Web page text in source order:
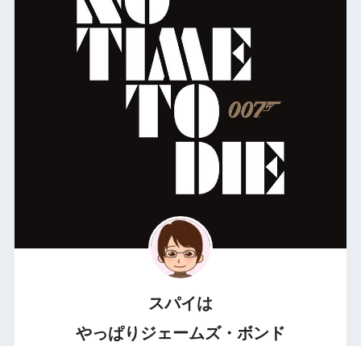
スパイは
やっぱりジェームズ・ボンド